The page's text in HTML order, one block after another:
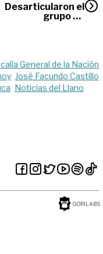
Desarticularon el
grupo de
General de la Nación
José Facundo Castillo
Noticias del Llano
GORILABS